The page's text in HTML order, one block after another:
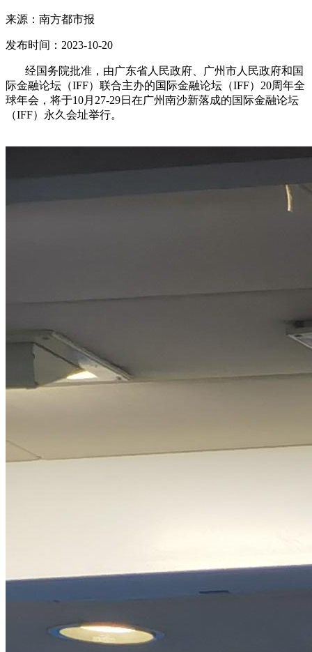
来源：南方都市报
发布时间：2023-10-20
经国务院批准，由广东省人民政府、广州市人民政府和国
际金融论坛（IFF）联合主办的国际金融论坛（IFF）20周年全
球年会，将于10月27-29日在广州南沙新落成的国际金融论坛
（IFF）永久会址举行。